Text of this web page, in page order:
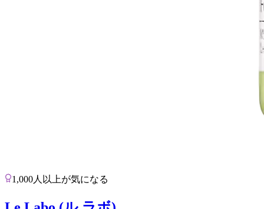
1,000人以上が気になる